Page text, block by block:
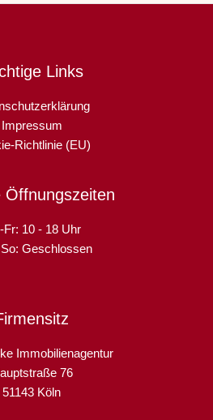
Links
Impressum
Richtlinie (EU)
Öffnungszeiten
Fr: 10 - 18 Uhr
Geschlossen
Immobilienagentur
76
51143 Köln